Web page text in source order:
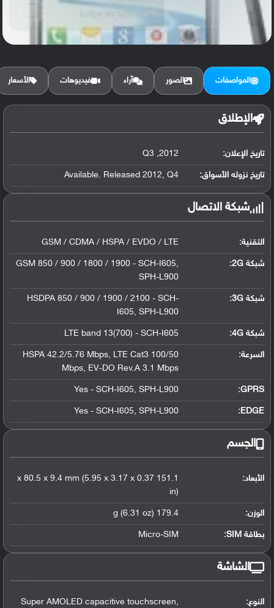
الرام / التخزين:
المواصفات الصور آراء فيديوهات الأسعار
الإطلاق
تاريخ الإعلان: 2012, Q3
تاريخ نزوله الأسواق: Available. Released 2012, Q4
شبكة الاتصال
التقنية: GSM / CDMA / HSPA / EVDO / LTE
شبكة 2G:
GSM 850 / 900 / 1800 / 1900 - SCH-I605,
SPH-L900
شبكة 3G :
HSDPA 850 / 900 / 1900 / 2100 - SCH-
I605, SPH-L900
شبكة 4G :
LTE band 13(700) - SCH-I605
السرعة:
HSPA 42.2/5.76 Mbps, LTE Cat3 100/50
Mbps, EV-DO Rev.A 3.1 Mbps
GPRS:
Yes - SCH-I605, SPH-L900
EDGE:
Yes - SCH-I605, SPH-L900
الجسم
الأبعاد:
151.1 x 80.5 x 9.4 mm (5.95 x 3.17 x 0.37
in)
الوزن: 179.4 g (6.31 oz)
بطاقة SIM: Micro-SIM
الشاشة
النوع:
Super AMOLED capacitive touchscreen,